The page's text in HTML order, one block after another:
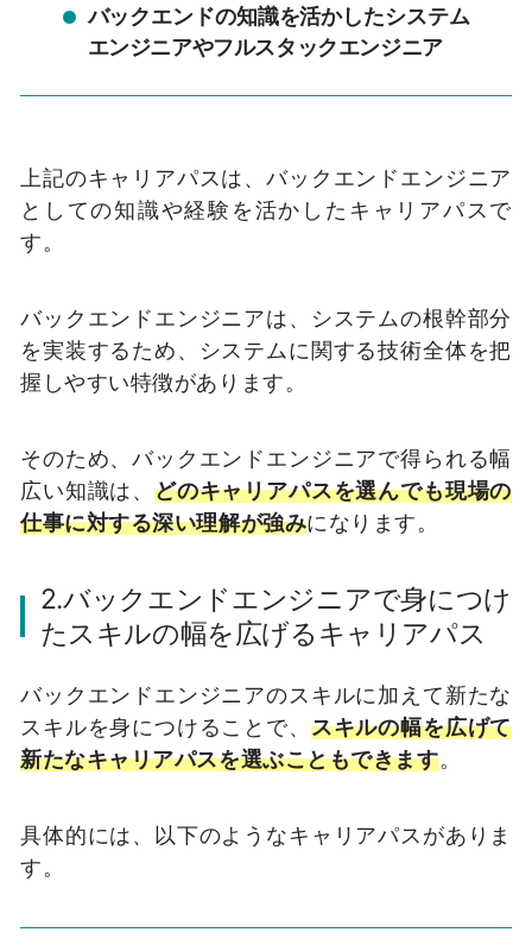
バックエンドの知識を活かしたシステム
エンジニアやフルスタックエンジニア
上記のキャリアパスは、バックエンドエンジニア
としての知識や経験を活かしたキャリアパスで
す。
バックエンドエンジニアは、システムの根幹部分
を実装するため、システムに関する技術全体を把
握しやすい特徴があります。
そのため、バックエンドエンジニアで得られる幅
広い知識は、 どのキャリアパスを選んでも現場の
仕事に対する深い理解が強みになります。
2.バックエンドエンジニアで身につけ
たスキルの幅を広げるキャリアパス
バックエンドエンジニアのスキルに加えて新たな
スキルを身につけることで、 スキルの幅を広げて
新たなキャリアパスを選ぶこともできます。
具体的には、以下のようなキャリアパスがありま
す。